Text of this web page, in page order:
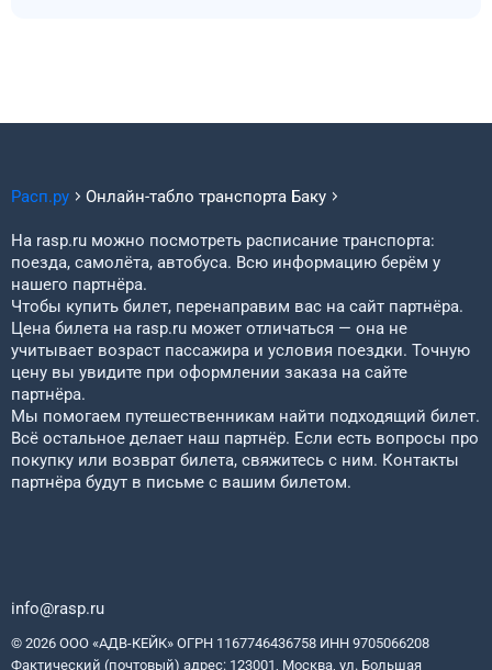
Расп.ру Онлайн-табло транспорта Баку
На rasp.ru можно посмотреть расписание транспорта:
поезда, самолёта, автобуса. Всю информацию берём у
нашего партнёра.
Чтобы купить билет, перенаправим вас на сайт партнёра.
Цена билета на rasp.ru может отличаться — она не
учитывает возраст пассажира и условия поездки. Точную
цену вы увидите при оформлении заказа на сайте
партнёра.
Мы помогаем путешественникам найти подходящий билет.
Всё остальное делает наш партнёр. Если есть вопросы про
покупку или возврат билета, свяжитесь с ним. Контакты
партнёра будут в письме с вашим билетом.
info@rasp.ru
© 2026 ООО «АДВ-КЕЙК» ОГРН 1167746436758 ИНН 9705066208
Фактический (почтовый) адрес: 123001, Москва, ул. Большая